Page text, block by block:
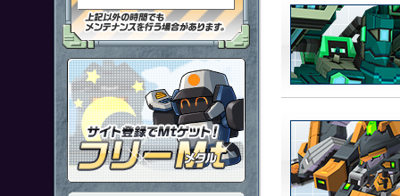
ポイント感覚で有料通貨をゲッ